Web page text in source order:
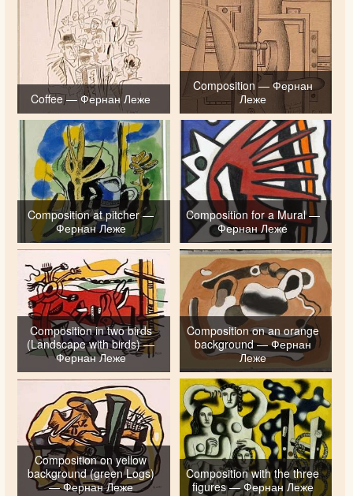
Coffee — Фернан Леже
Composition — Фернан
Леже
Composition at pitcher —
Фернан Леже
Composition for a Mural —
Фернан Леже
Composition in two birds
(Landscape with birds) —
Фернан Леже
Composition on an orange
background — Фернан
Леже
Composition on yellow
background (green Logs)
— Фернан Леже
Composition with the three
figures — Фернан Леже